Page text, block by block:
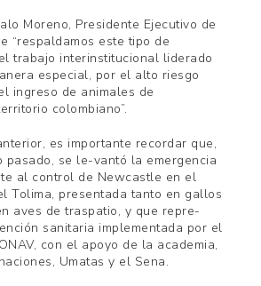
Moreno, Presidente Ejecutivo de
“respaldamos este tipo de
trabajo interinstitucional liderado
especial, por el alto riesgo
ingreso de animales de
colombiano”.
es importante recordar que,
pasado, se le-vantó la emergencia
al control de Newcastle en el
Tolima, presentada tanto en gallos
aves de traspatio, y que repre-
sanitaria implementada por el
con el apoyo de la academia,
Umatas y el Sena.